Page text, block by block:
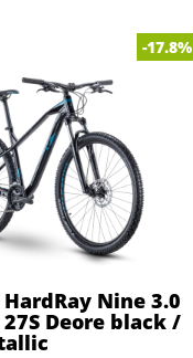
-17.8%
HardRay Nine 3.0
Deore black /